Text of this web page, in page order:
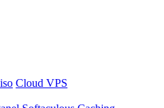
Cloud VPS